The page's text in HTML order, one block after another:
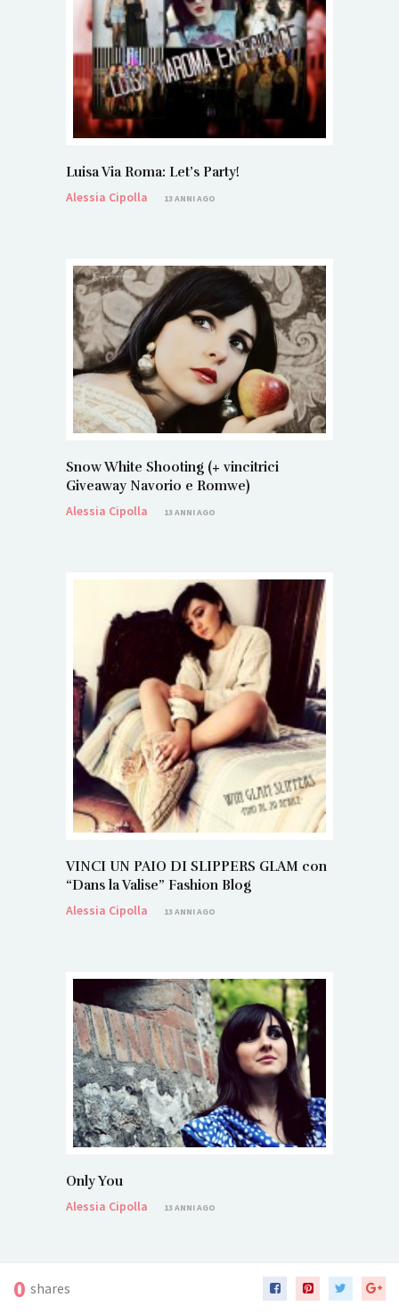
Luisa Via Roma: Let’s Party!
Alessia Cipolla
13 ANNI AGO
Snow White Shooting (+ vincitrici
Giveaway Navorio e Romwe)
Alessia Cipolla
13 ANNI AGO
VINCI UN PAIO DI SLIPPERS GLAM con
“Dans la Valise” Fashion Blog
Alessia Cipolla
13 ANNI AGO
Only You
Alessia Cipolla
13 ANNI AGO
0 shares